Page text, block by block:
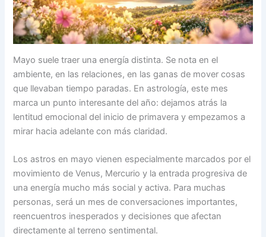
Mayo suele traer una energía distinta. Se nota en el
ambiente, en las relaciones, en las ganas de mover cosas
que llevaban tiempo paradas. En astrología, este mes
marca un punto interesante del año: dejamos atrás la
lentitud emocional del inicio de primavera y empezamos a
mirar hacia adelante con más claridad.
Los astros en mayo vienen especialmente marcados por el
movimiento de Venus, Mercurio y la entrada progresiva de
una energía mucho más social y activa. Para muchas
personas, será un mes de conversaciones importantes,
reencuentros inesperados y decisiones que afectan
directamente al terreno sentimental.